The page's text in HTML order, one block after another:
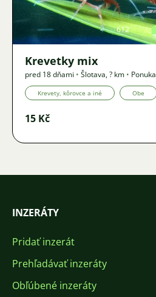
612
Krevetky mix
pred 18 dňami • Šlotava,? km • Ponuka
Krevety, kôrovce a iné Obe
15 Kč
INZERÁTY
Pridať inzerát
Prehľadávať inzeráty
Obľúbené inzeráty